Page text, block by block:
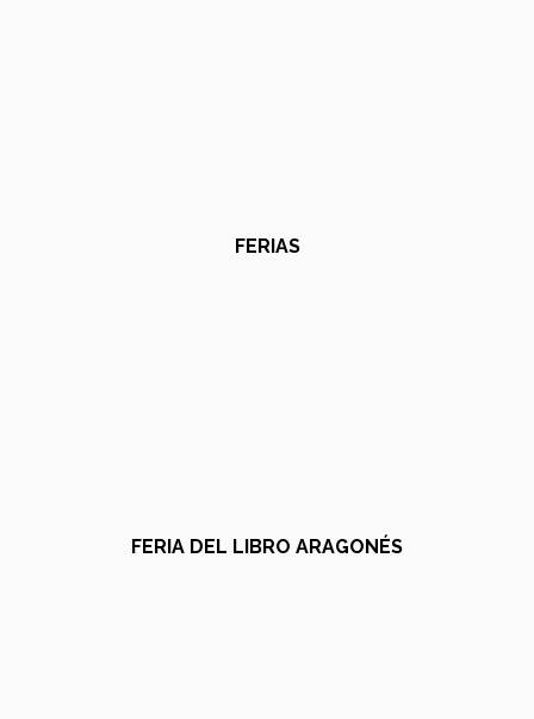
FERIAS
FERIA DEL LIBRO ARAGONÉS